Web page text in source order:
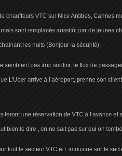
chauffeurs VTC sur Nice Antibes, Cannes
sont remplacés aussitôt par de jeunes
les nuits (Bonjour la sécurité).
semblent pas trop souffrir, le flux de
L’Uber arrive à l’aéroport, prenne son
feront une réservation de VTC à l’avance et
bien le dire , on ne sait pas sur qui on
tout le secteur VTC et Limousine sur le